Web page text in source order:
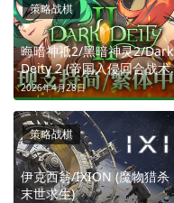
晦暗神祗2/黑暗神灵2/Dark
Deity 2 (帝国入侵回合战术
争)
2026年4月28日
策略战棋
伊克西翁/IXION (魔物猎杀
末世求生)
策略战棋